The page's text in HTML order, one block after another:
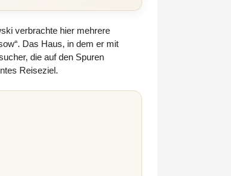
verbrachte hier mehrere
Das Haus, in dem er mit
die auf den Spuren
Reiseziel.